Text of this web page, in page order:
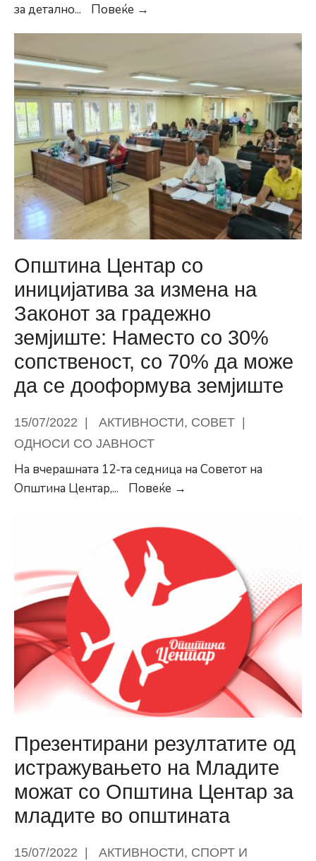
за детално... Повеќе →
на
Социјален
план
за
периодот
2022-
2025
година
за
Центар
Општина Центар со
иницијатива за измена на
Законот за градежно
земјиште: Наместо со 30%
сопственост, со 70% да може
да се дооформува земјиште
15/07/2022 | АКТИВНОСТИ, СОВЕТ |
ОДНОСИ СО ЈАВНОСТ
На вчерашната 12-та седница на Советот на
Општина Центар,... Повеќе →
иницијатива
измена
Законот
за
градежно
земјиште:
Наместо
со
сопственост,
со
70%
да
да
Презентирани резултатите од
истражувањето на Младите
можат со Општина Центар за
младите во општината
15/07/2022 | АКТИВНОСТИ, СПОРТ И